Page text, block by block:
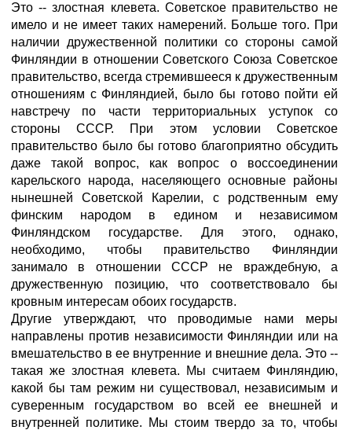
Это -- злостная клевета. Советское правительство не
имело и не имеет таких намерений. Больше того. При
наличии дружественной политики со стороны самой
Финляндии в отношении Советского Союза Советское
правительство, всегда стремившееся к дружественным
отношениям с Финляндией, было бы готово пойти ей
навстречу по части территориальных уступок со
стороны СССР. При этом условии Советское
правительство было бы готово благоприятно обсудить
даже такой вопрос, как вопрос о воссоединении
карельского народа, населяющего основные районы
нынешней Советской Карелии, с родственным ему
финским народом в едином и независимом
Финляндском государстве. Для этого, однако,
необходимо, чтобы правительство Финляндии
занимало в отношении СССР не враждебную, а
дружественную позицию, что соответствовало бы
кровным интересам обоих государств.
Другие утверждают, что проводимые нами меры
направлены против независимости Финляндии или на
вмешательство в ее внутренние и внешние дела. Это --
такая же злостная клевета. Мы считаем Финляндию,
какой бы там режим ни существовал, независимым и
суверенным государством во всей ее внешней и
внутренней политике. Мы стоим твердо за то, чтобы